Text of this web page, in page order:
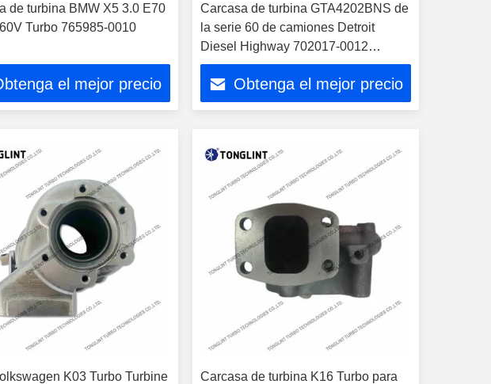
de turbina BMW X5 3.0 E70
Turbo 765985-0010
el mejor precio
Carcasa de turbina GTA4202BNS de
la serie 60 de camiones Detroit
Diesel Highway 702017-0012
451911-0028 para turbocompresor
714792-0002
Obtenga el mejor precio
K03 Turbo Turbine
Carcasa de turbina K16 Turbo para